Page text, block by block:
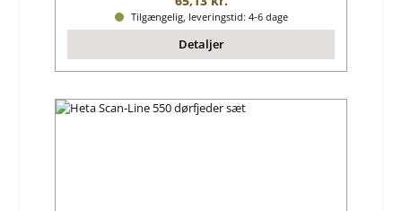
Tilgængelig, leveringstid: 4-6 dage
Detaljer